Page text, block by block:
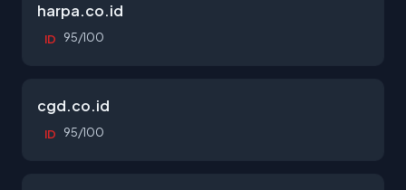
harpa.co.id
ID 95/100
cgd.co.id
ID 95/100